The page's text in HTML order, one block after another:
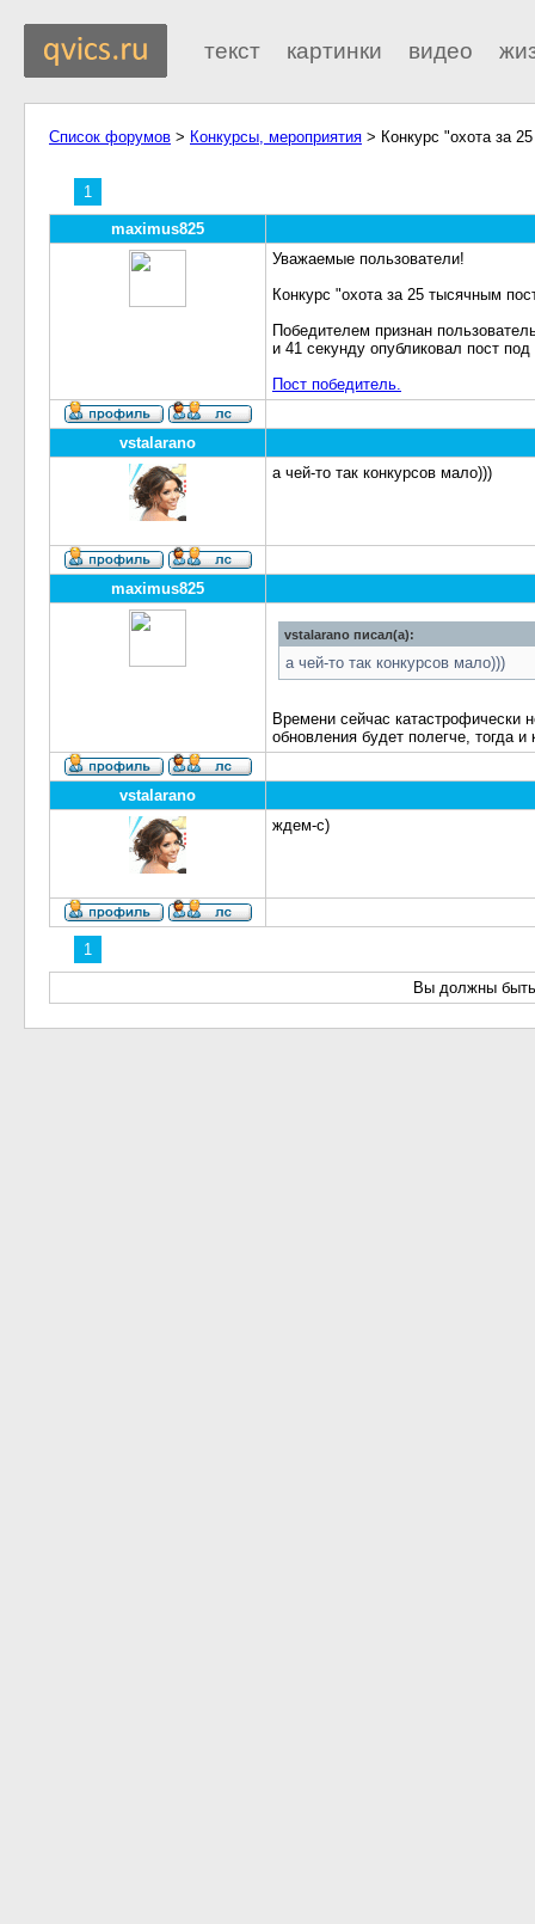
текст картинки видео
Список форумов > Конкурсы, мероприятия > Конкурс "охота за
1
maximus825
Уважаемые пользователи!
Конкурс "охота за 25 тысячным
Победителем признан
и 41 секунду опубликовал пост
Пост победитель.
vstalarano
а чей-то так конкурсов мало)))
maximus825
vstalarano писал(а):
а чей-то так конкурсов мало)))
Времени сейчас катастрофически
обновления будет полегче, тогда и
vstalarano
ждем-с)
1
Вы должны